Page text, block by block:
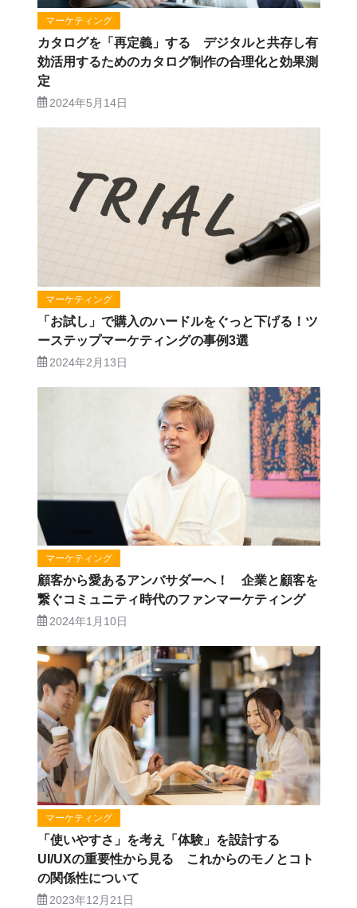
マーケティング
カタログを「再定義」する デジタルと共存し有
効活用するためのカタログ制作の合理化と効果測
定
2024年5月14日
マーケティング
「お試し」で購入のハードルをぐっと下げる！ツ
ーステップマーケティングの事例3選
2024年2月13日
マーケティング
顧客から愛あるアンバサダーへ！ 企業と顧客を
繋ぐコミュニティ時代のファンマーケティング
2024年1月10日
マーケティング
「使いやすさ」を考え「体験」を設計する
UI/UXの重要性から見る これからのモノとコト
の関係性について
2023年12月21日